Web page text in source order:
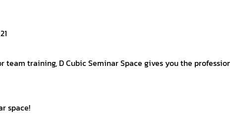
team training, D Cubic Seminar Space gives you the
space!